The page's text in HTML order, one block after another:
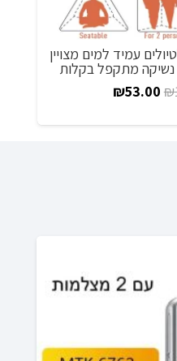
עמיד למים מצויין
נשיקה מתקפל בקלות
₪ המחיר₪53.00